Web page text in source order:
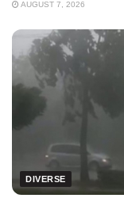
AUGUST 7, 2026
DIVERSE